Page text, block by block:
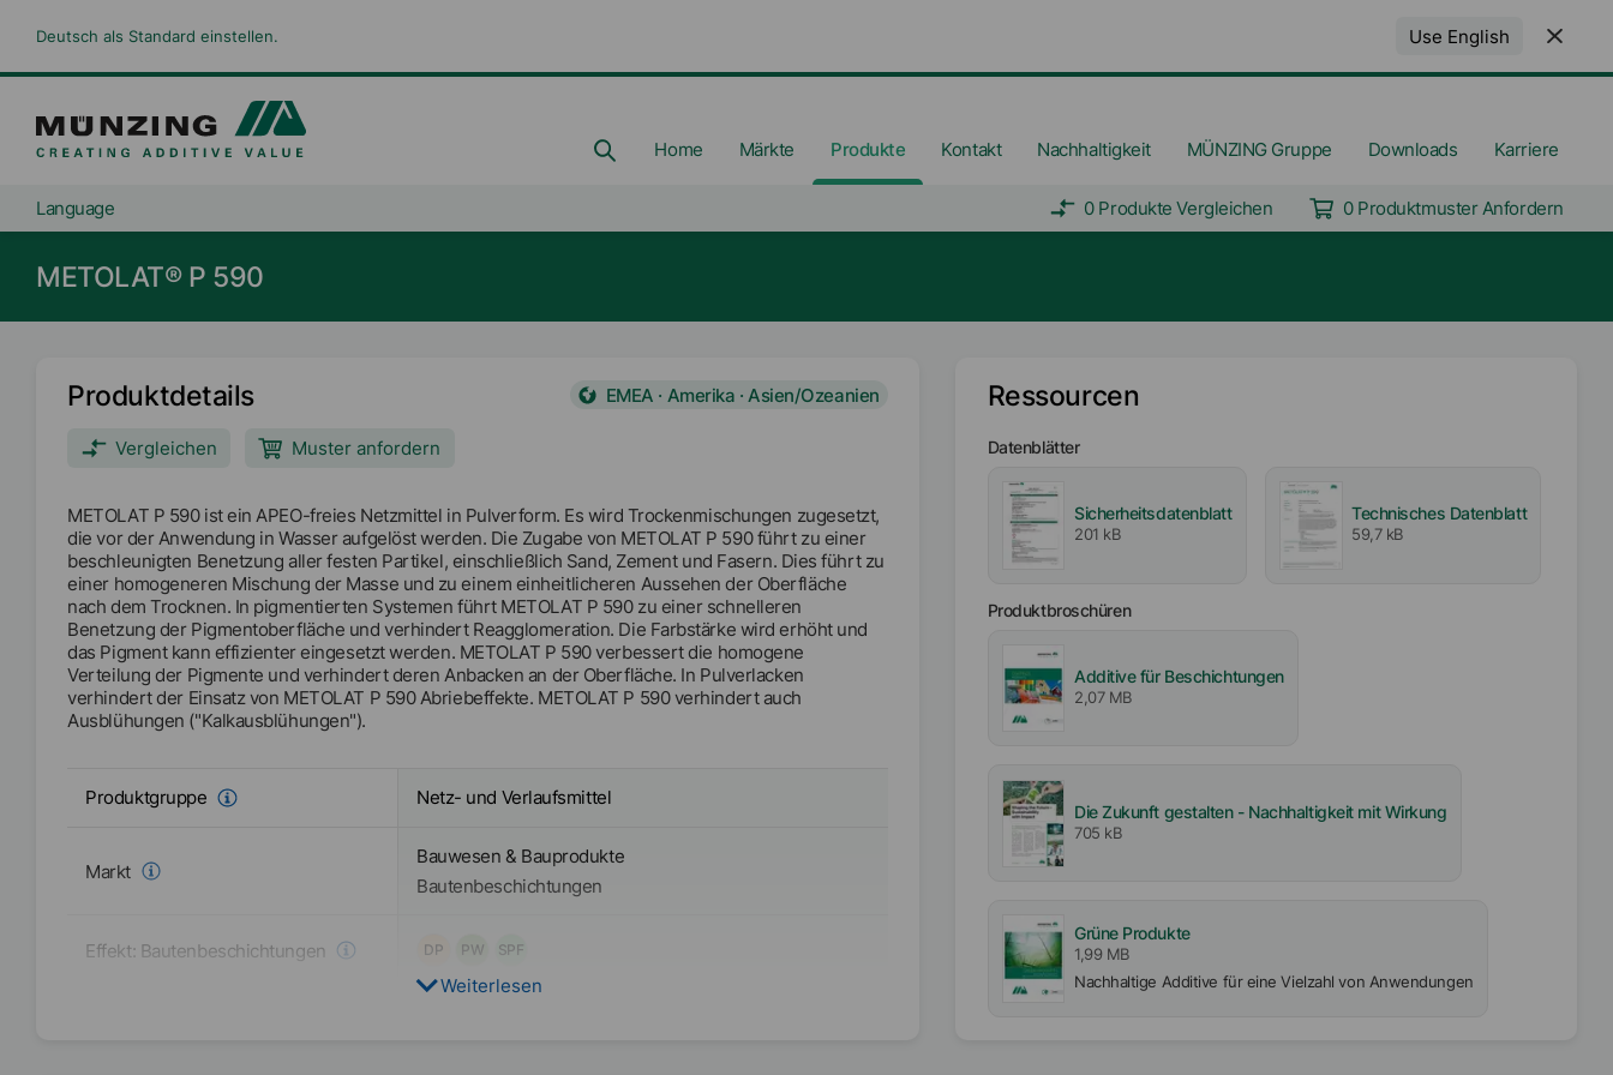
Deutsch als Standard einstellen. Use English
Home Märkte Produkte Kontakt Nachhaltigkeit MÜNZING Gruppe Downloads Karriere
Language 0 Produkte Vergleichen 0 Produktmuster Anfordern
METOLAT® P 590
EMEA · Amerika · Asien/Ozeanien
Produktdetails
Vergleichen Muster anfordern
METOLAT P 590 ist ein APEO-freies Netzmittel in Pulverform. Es wird Trockenmischungen zugesetzt,
die vor der Anwendung in Wasser aufgelöst werden. Die Zugabe von METOLAT P 590 führt zu einer
beschleunigten Benetzung aller festen Partikel, einschließlich Sand, Zement und Fasern. Dies führt zu
einer homogeneren Mischung der Masse und zu einem einheitlicheren Aussehen der Oberfläche
nach dem Trocknen. In pigmentierten Systemen führt METOLAT P 590 zu einer schnelleren
Benetzung der Pigmentoberfläche und verhindert Reagglomeration. Die Farbstärke wird erhöht und
das Pigment kann effizienter eingesetzt werden. METOLAT P 590 verbessert die homogene
Verteilung der Pigmente und verhindert deren Anbacken an der Oberfläche. In Pulverlacken
verhindert der Einsatz von METOLAT P 590 Abriebeffekte. METOLAT P 590 verhindert auch
Ausblühungen ("Kalkausblühungen").
Produktgruppe Netz- und Verlaufsmittel
Markt
Bauwesen & Bauprodukte
Bautenbeschichtungen
Effekt: Bautenbeschichtungen DP PW SPF
Weiterlesen
Ressourcen
Datenblätter
Sicherheitsdatenblatt
201 kB
Technisches Datenblatt
59,7 kB
Produktbroschüren
Additive für Beschichtungen
2,07 MB
Die Zukunft gestalten - Nachhaltigkeit mit Wirkung
705 kB
Grüne Produkte
1,99 MB
Nachhaltige Additive für eine Vielzahl von Anwendungen